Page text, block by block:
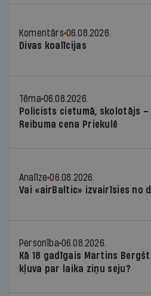
Komentārs 06.08.2026.
Divas koalīcijas
Tēma 06.08.2026.
Policists cietumā, skolotājs –
Reibuma cena Priekulē
Analīze 06.08.2026.
Vai «airBaltic» izvairīsies no
Personība 06.08.2026.
Kā 18 gadīgais Martins
kļuva par laika ziņu seju?